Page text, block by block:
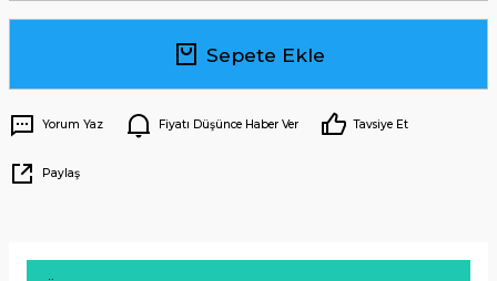
Sepete Ekle
Yorum Yaz Fiyatı Düşünce Haber Ver Tavsiye Et
Paylaş